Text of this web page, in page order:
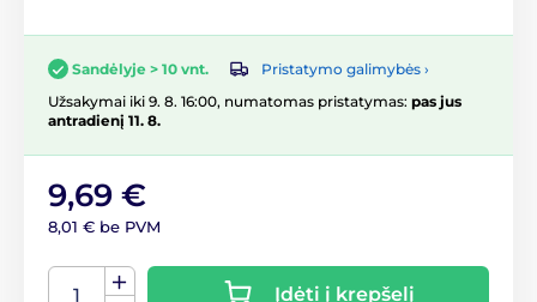
Sandėlyje > 10 vnt.
Pristatymo galimybės ›
Užsakymai iki 9. 8. 16:00, numatomas pristatymas: pas jus
antradienį 11. 8.
9,69 €
8,01 € be PVM
Įdėti į krepšelį